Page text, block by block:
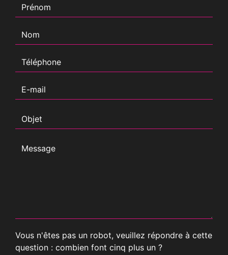
Vous n'êtes pas un robot, veuillez répondre à cette
question : combien font cinq plus un ?